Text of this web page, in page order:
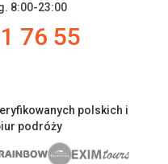
8:00-23:00
76 55
polskich i
podróży